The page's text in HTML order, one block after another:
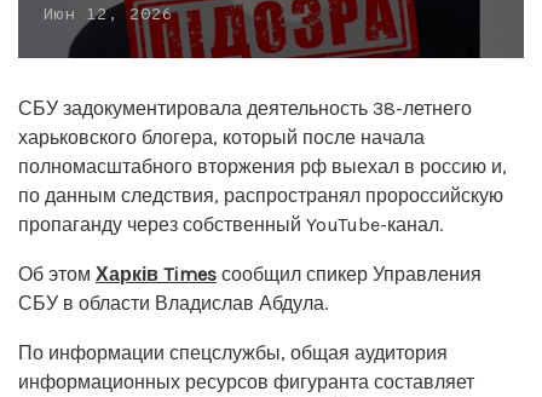
Июн 12, 2026
СБУ задокументировала деятельность 38-летнего
харьковского блогера, который после начала
полномасштабного вторжения рф выехал в россию и,
по данным следствия, распространял пророссийскую
пропаганду через собственный YouTube-канал.
Об этом Харків Times сообщил спикер Управления
СБУ в области Владислав Абдула.
По информации спецслужбы, общая аудитория
информационных ресурсов фигуранта составляет